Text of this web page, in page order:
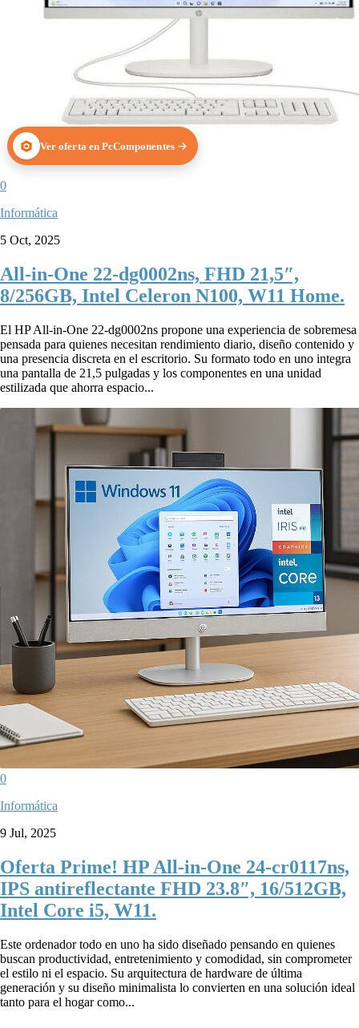
Ver oferta en PcComponentes
0
Informática
5 Oct, 2025
All-in-One 22-dg0002ns, FHD 21,5″,
8/256GB, Intel Celeron N100, W11 Home.
El HP All-in-One 22-dg0002ns propone una experiencia de sobremesa
pensada para quienes necesitan rendimiento diario, diseño contenido y
una presencia discreta en el escritorio. Su formato todo en uno integra
una pantalla de 21,5 pulgadas y los componentes en una unidad
estilizada que ahorra espacio...
0
Informática
9 Jul, 2025
Oferta Prime! HP All-in-One 24-cr0117ns,
IPS antireflectante FHD 23.8″, 16/512GB,
Intel Core i5, W11.
Este ordenador todo en uno ha sido diseñado pensando en quienes
buscan productividad, entretenimiento y comodidad, sin comprometer
el estilo ni el espacio. Su arquitectura de hardware de última
generación y su diseño minimalista lo convierten en una solución ideal
tanto para el hogar como...